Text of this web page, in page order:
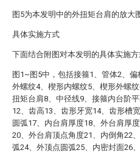
图5为本发明中的外扭矩台肩的放大
具体实施方式
下面结合附图对本发明的具体实施方
图1~图5中，包括接箍1、管体2、
外螺纹4、楔形内螺纹5、楔形外螺
扭矩台肩8、中径线9、接箍内台阶
12、齿高13、齿形牙宽14、齿形槽
圆弧17、内台肩厚度18、外台肩厚
20、外台肩顶点角度21、内倒角22
弧24、外顶点圆弧25、内密封面26